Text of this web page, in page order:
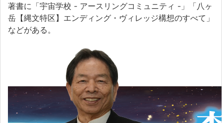
著書に「宇宙学校 - アースリングコミュニティ -」「八ヶ
岳【縄文特区】エンディング・ヴィレッジ構想のすべて」
などがある。